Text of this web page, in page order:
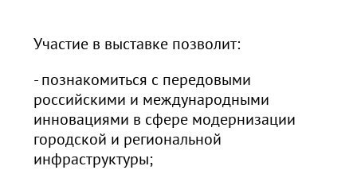
Участие в выставке позволит:
- познакомиться с передовыми
российскими и международными
инновациями в сфере модернизации
городской и региональной
инфраструктуры;